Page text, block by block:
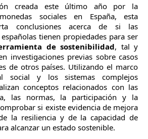
creada este último año por la
sociales en España, esta
conclusiones acerca de si las
españolas tienen propiedades para ser
de sostenibilidad, tal y
investigaciones previas sobre casos
de otros países. Utilizando el marco
social y los sistemas complejos
conceptos relacionados con las
las normas, la participación y la
si existe evidencia de mejora
la resiliencia y de la capacidad de
alcanzar un estado sostenible.